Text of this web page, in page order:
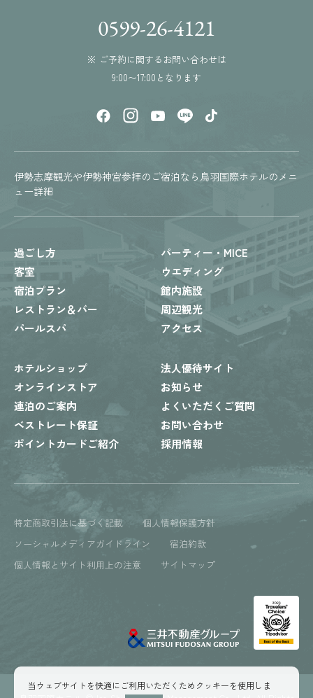
当ウェブサイトを快適にご利用いただくためクッキーを使用しま
0599-26-4121
※ ご予約に関するお問い合わせは
9:00〜17:00となります
伊勢志摩観光や伊勢神宮参拝のご宿泊なら鳥羽国際ホテルのメニ
ュー詳細
過ごし方
客室
宿泊プラン
レストラン＆バー
パールスパ
パーティー・MICE
ウエディング
館内施設
周辺観光
アクセス
ホテルショップ
オンラインストア
連泊のご案内
ベストレート保証
ポイントカードご紹介
法人優待サイト
お知らせ
よくいただくご質問
お問い合わせ
採用情報
特定商取引法に基づく記載
個人情報保護方針
ソーシャルメディアガイドライン
宿泊約款
個人情報とサイト利用上の注意
サイトマップ